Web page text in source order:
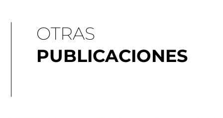
OTRAS
PUBLICACIONES